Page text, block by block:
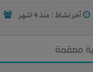
آخر نشاط : منذ 4 اشهر
معقمة